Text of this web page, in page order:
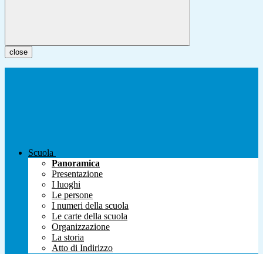
close
Scuola
Panoramica
Presentazione
I luoghi
Le persone
I numeri della scuola
Le carte della scuola
Organizzazione
La storia
Atto di Indirizzo